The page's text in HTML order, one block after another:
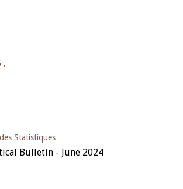
,
Statistiques
Bulletin - June 2024